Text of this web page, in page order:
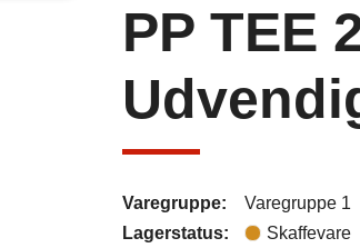
PP TEE
Varegruppe:
Varegruppe 1
Lagerstatus:
Skaffevare